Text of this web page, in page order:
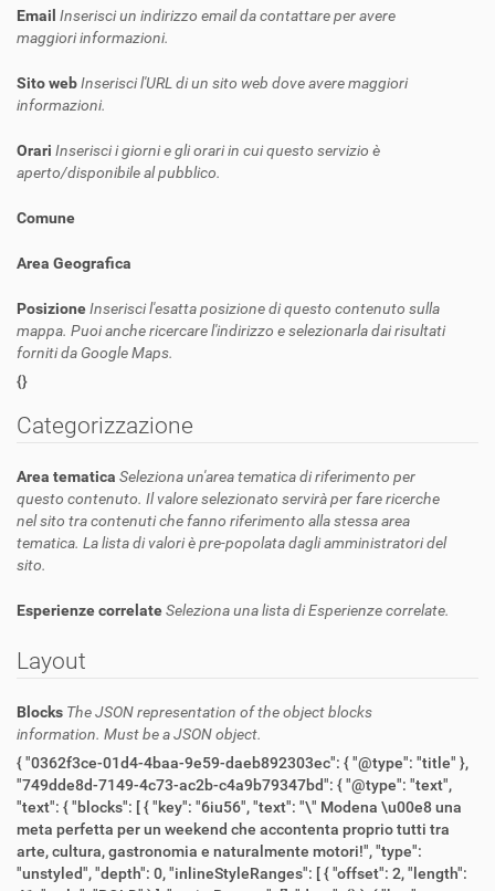
Email Inserisci un indirizzo email da contattare per avere
maggiori informazioni.
Sito webInserisci l'URL di un sito web dove avere maggiori
informazioni.
Orari Inserisci i giorni e gli orari in cui questo servizio è
aperto/disponibile al pubblico.
Comune
Area Geografica
PosizioneInserisci l'esatta posizione di questo contenuto sulla
mappa. Puoi anche ricercare l'indirizzo e selezionarla dai risultati
forniti da Google Maps.
{}
Categorizzazione
Area tematica Seleziona un'area tematica di riferimento per
questo contenuto. Il valore selezionato servirà per fare ricerche
nel sito tra contenuti che fanno riferimento alla stessa area
tematica. La lista di valori è pre-popolata dagli amministratori del
sito.
Esperienze correlateSeleziona una lista di Esperienze correlate.
Layout
Blocks The JSON representation of the object blocks
information. Must be a JSON object.
{ "0362f3ce-01d4-4baa-9e59-daeb892303ec": { "@type": "title" },
"749dde8d-7149-4c73-ac2b-c4a9b79347bd": { "@type": "text",
"text": { "blocks": [ { "key": "6iu56", "text": "\" Modena \u00e8 una
meta perfetta per un weekend che accontenta proprio tutti tra
arte, cultura, gastronomia e naturalmente motori!", "type":
"unstyled", "depth": 0, "inlineStyleRanges": [ { "offset": 2, "length":